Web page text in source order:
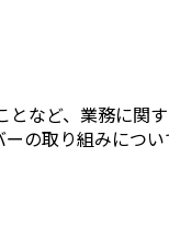
など、業務に関す
の取り組みについ